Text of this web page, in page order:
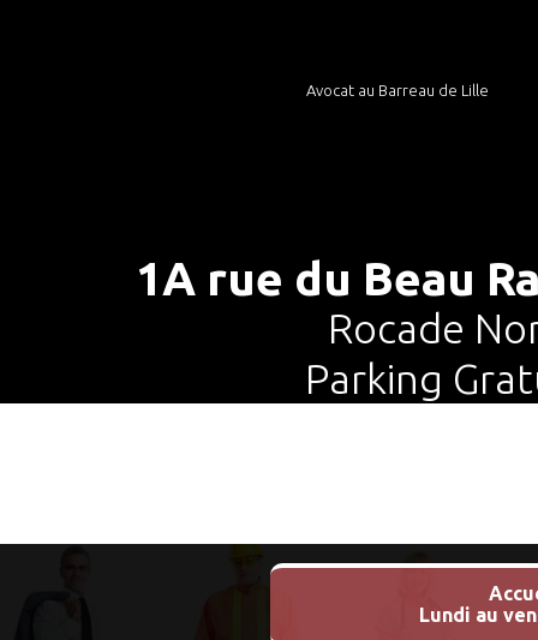
Avocat au Barreau de Lille
1A rue du Beau
Rocade
Parking
Lundi au